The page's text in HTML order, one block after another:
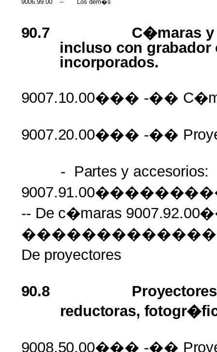
9006.99.00
-- Los dem�s
90.7
C�maras
incluso con grabador
incorporados.
9007.10.00��� -��
9007.20.00��� -��
- Partesy accesorios:
-- De c�maras
De proyectores
90.8
Proyectores
reductoras,
9008.50.00��� -��